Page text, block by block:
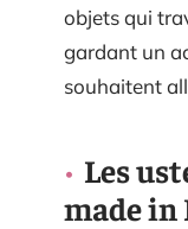
objets qui
gardant un
souhaitent
Les
made in